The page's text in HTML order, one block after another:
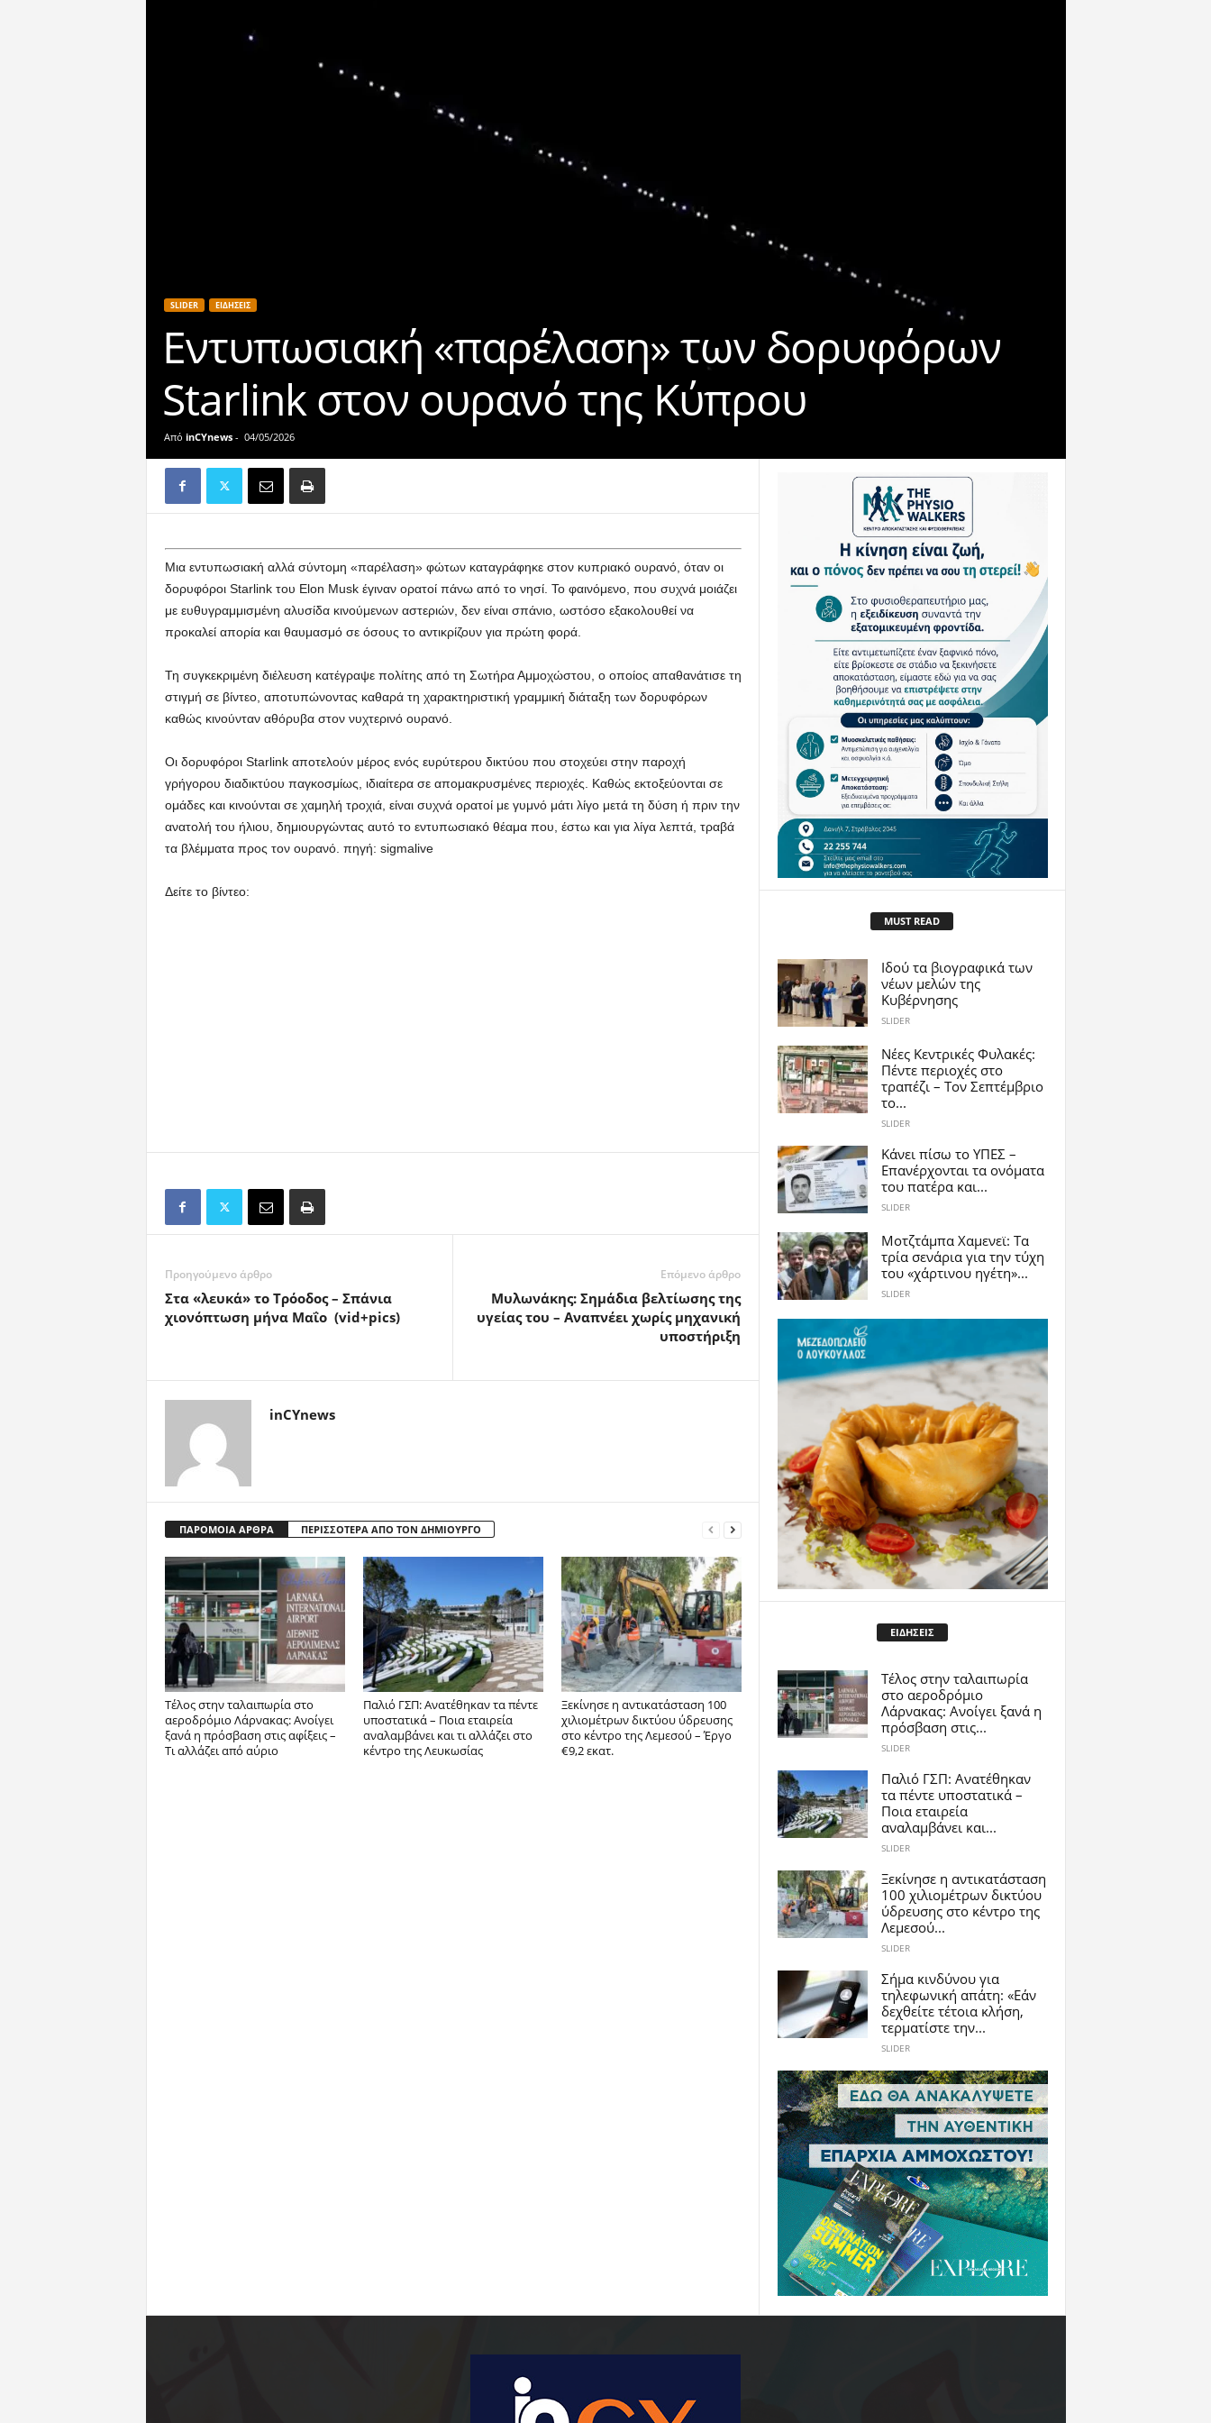
SLIDER ΕΙΔΗΣΕΙΣ
Eντυπωσιακή «παρέλαση» των δορυφόρων
Starlink στον ουρανό της Κύπρου
Από inCYnews- 04/05/2026
Μια εντυπωσιακή αλλά σύντομη «παρέλαση» φώτων καταγράφηκε στον κυπριακό ουρανό, όταν οι
δορυφόροι Starlink του Elon Musk έγιναν ορατοί πάνω από το νησί. Το φαινόμενο, που συχνά μοιάζει
με ευθυγραμμισμένη αλυσίδα κινούμενων αστεριών, δεν είναι σπάνιο, ωστόσο εξακολουθεί να
προκαλεί απορία και θαυμασμό σε όσους το αντικρίζουν για πρώτη φορά.
Τη συγκεκριμένη διέλευση κατέγραψε πολίτης από τη Σωτήρα Αμμοχώστου, ο οποίος απαθανάτισε τη
στιγμή σε βίντεο, αποτυπώνοντας καθαρά τη χαρακτηριστική γραμμική διάταξη των δορυφόρων
καθώς κινούνταν αθόρυβα στον νυχτερινό ουρανό.
Οι δορυφόροι Starlink αποτελούν μέρος ενός ευρύτερου δικτύου που στοχεύει στην παροχή
γρήγορου διαδικτύου παγκοσμίως, ιδιαίτερα σε απομακρυσμένες περιοχές. Καθώς εκτοξεύονται σε
ομάδες και κινούνται σε χαμηλή τροχιά, είναι συχνά ορατοί με γυμνό μάτι λίγο μετά τη δύση ή πριν την
ανατολή του ήλιου, δημιουργώντας αυτό το εντυπωσιακό θέαμα που, έστω και για λίγα λεπτά, τραβά
τα βλέμματα προς τον ουρανό. πηγή: sigmalive
Δείτε το βίντεο:
Προηγούμενο άρθρο
Στα «λευκά» το Τρόοδος – Σπάνια
χιονόπτωση μήνα Μαΐο (vid+pics)
Επόμενο άρθρο
Μυλωνάκης: Σημάδια βελτίωσης της
υγείας του – Αναπνέει χωρίς μηχανική
υποστήριξη
inCYnews
ΠΑΡΟΜΟΙΑ ΑΡΘΡΑ ΠΕΡΙΣΣΟΤΕΡΑ ΑΠΟ ΤΟΝ ΔΗΜΙΟΥΡΓΟ
Tέλος στην ταλαιπωρία στο
αεροδρόμιο Λάρνακας: Ανοίγει
ξανά η πρόσβαση στις αφίξεις –
Τι αλλάζει από αύριο
Παλιό ΓΣΠ: Ανατέθηκαν τα πέντε
υποστατικά – Ποια εταιρεία
αναλαμβάνει και τι αλλάζει στο
κέντρο της Λευκωσίας
Ξεκίνησε η αντικατάσταση 100
χιλιομέτρων δικτύου ύδρευσης
στο κέντρο της Λεμεσού – Έργο
€9,2 εκατ.
MUST READ
Ιδού τα βιογραφικά των
νέων μελών της
Κυβέρνησης
SLIDER
Νέες Κεντρικές Φυλακές:
Πέντε περιοχές στο
τραπέζι – Τον Σεπτέμβριο
το...
SLIDER
Κάνει πίσω το ΥΠΕΣ –
Επανέρχονται τα ονόματα
του πατέρα και...
SLIDER
Μοτζτάμπα Χαμενεϊ: Τα
τρία σενάρια για την τύχη
του «χάρτινου ηγέτη»...
SLIDER
ΕΙΔΗΣΕΙΣ
Tέλος στην ταλαιπωρία
στο αεροδρόμιο
Λάρνακας: Ανοίγει ξανά η
πρόσβαση στις...
SLIDER
Παλιό ΓΣΠ: Ανατέθηκαν
τα πέντε υποστατικά –
Ποια εταιρεία
αναλαμβάνει και...
SLIDER
Ξεκίνησε η αντικατάσταση
100 χιλιομέτρων δικτύου
ύδρευσης στο κέντρο της
Λεμεσού...
SLIDER
Σήμα κινδύνου για
τηλεφωνική απάτη: «Εάν
δεχθείτε τέτοια κλήση,
τερματίστε την...
SLIDER